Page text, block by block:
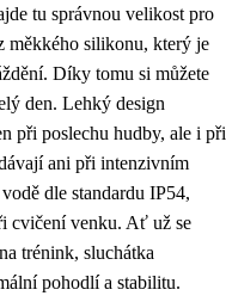
tu správnou velikost pro
měkkého silikonu, který je
Díky tomu si můžete
den. Lehký design
při poslechu hudby, ale i při
ani při intenzivním
dle standardu IP54,
cvičení venku. Ať už se
trénink, sluchátka
pohodlí a stabilitu.